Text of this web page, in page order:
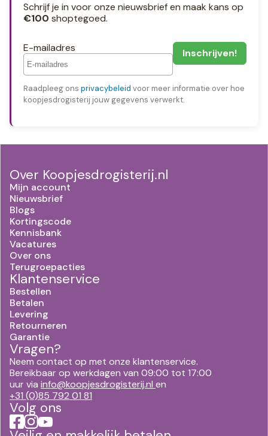
Schrijf je in voor onze nieuwsbrief en maak kans op
€100 shoptegoed.
E-mailadres
Raadpleeg ons privacybeleid voor meer informatie over hoe
koopjesdrogisterij jouw gegevens verwerkt.
Over Koopjesdrogisterij.nl
Mijn account
Nieuwsbrief
Blogs
Kortingscode
Kennisbank
Vacatures
Over ons
Terugroepacties
Klantenservice
Bestellen
Betalen
Levering
Retourneren
Garantie
Vragen?
Neem contact op met onze klantenservice.
Bereikbaar op werkdagen van 09:00 tot 17:00
uur via info@koopjesdrogisterij.nl en
+31 (0)85 792 01 81
Volg ons